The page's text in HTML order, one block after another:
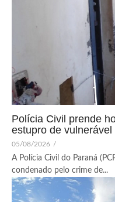
Polícia Civil prende
estupro de vulnerável
05/08/2026 /
A Polícia Civil do Paraná
condenado pelo crime de...